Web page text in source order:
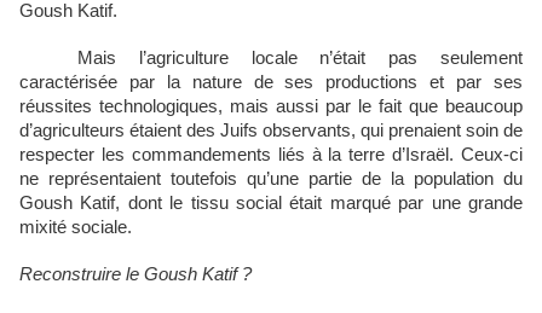
Goush Katif.
Mais l’agriculture locale n’était pas seulement
caractérisée par la nature de ses productions et par ses
réussites technologiques, mais aussi par le fait que beaucoup
d’agriculteurs étaient des Juifs observants, qui prenaient soin de
respecter les commandements liés à la terre d’Israël. Ceux-ci
ne représentaient toutefois qu’une partie de la population du
Goush Katif, dont le tissu social était marqué par une grande
mixité sociale.
Reconstruire le Goush Katif ?